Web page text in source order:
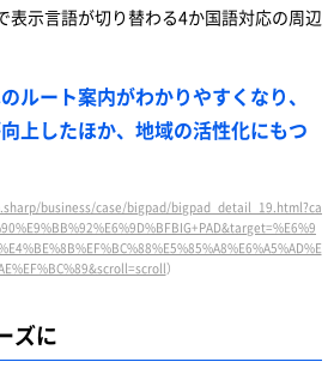
表示言語が切り替わる4か国語対応の周辺
ルート案内がわかりやすくなり、
上したほか、地域の活性化にもつ
business/case/bigpad/bigpad_detail_19.html?ca
）
ズに